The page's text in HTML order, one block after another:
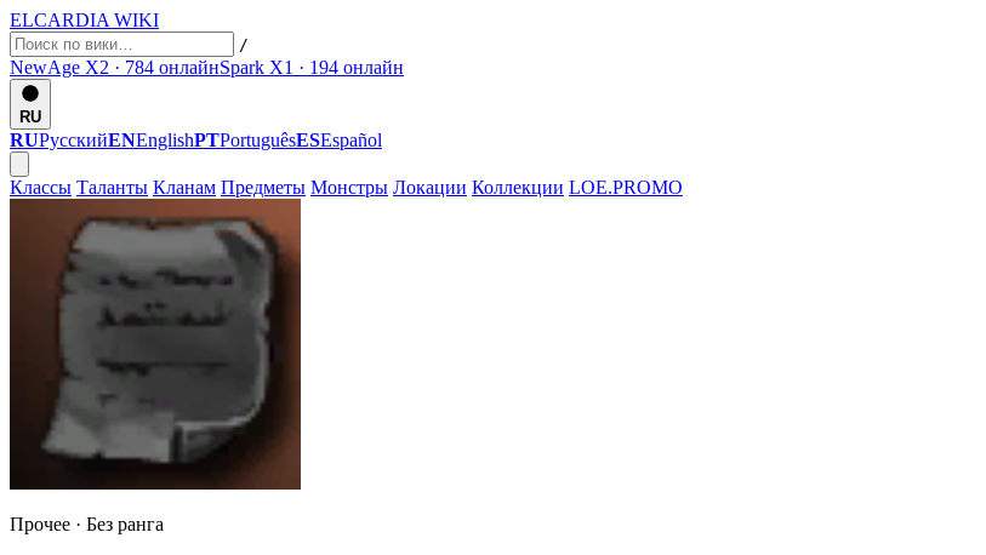
ELCARDIA WIKI
/
NewAge X2 · 784 онлайнSpark X1 · 194 онлайн
RU
RUРусскийENEnglishPTPortuguêsESEspañol
Классы Таланты Кланам Предметы Монстры Локации Коллекции LOE.PROMO
Прочее · Без ранга